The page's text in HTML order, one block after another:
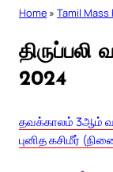
Home » Tamil Mass
2024
தவக்காலம் 3ஆம்
புனித கசிமீர்